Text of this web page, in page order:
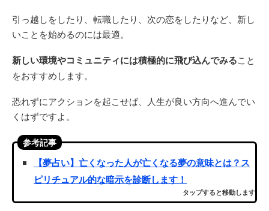
引っ越しをしたり、転職したり、次の恋をしたりなど、新し
いことを始めるのには最適。
新しい環境やコミュニティには積極的に飛び込んでみること
をおすすめします。
恐れずにアクションを起こせば、人生が良い方向へ進んでい
くはずですよ。
参考記事
【夢占い】亡くなった人が亡くなる夢の意味とは？ス
ピリチュアル的な暗示を診断します！
タップすると移動します